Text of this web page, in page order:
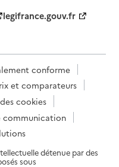
legifrance.gouv.fr
conforme
et comparateurs
cookies
communication
détenue par des
sous